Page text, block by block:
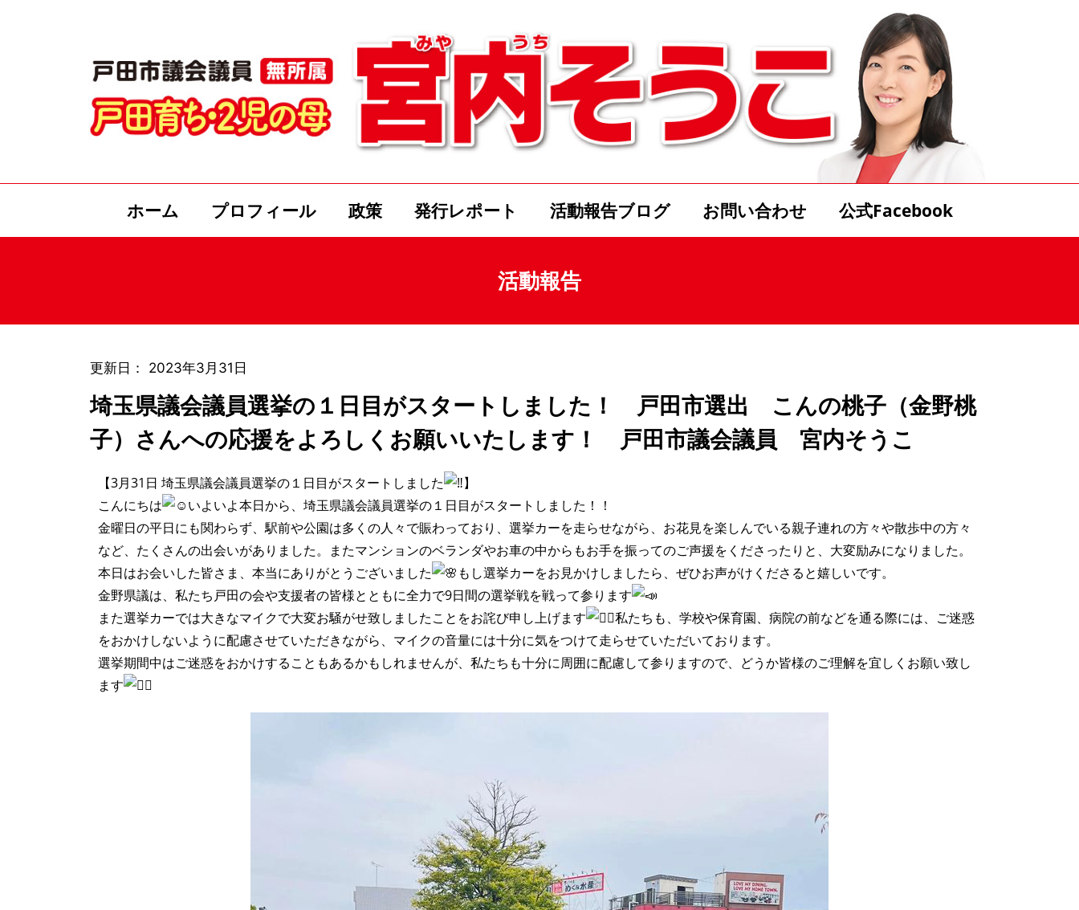
ホーム プロフィール 政策 発行レポート 活動報告ブログ お問い合わせ 公式Facebook
活動報告
更新日： 2023年3月31日
埼玉県議会議員選挙の１日目がスタートしました！ 戸田市選出 こんの桃子（金野桃
子）さんへの応援をよろしくお願いいたします！ 戸田市議会議員 宮内そうこ
【3月31日 埼玉県議会議員選挙の１日目がスタートしました
】
こんにちは
いよいよ本日から、埼玉県議会議員選挙の１日目がスタートしました！！
金曜日の平日にも関わらず、駅前や公園は多くの人々で賑わっており、選挙カーを走らせながら、お花見を楽しんでいる親子連れの方々や散歩中の方々
など、たくさんの出会いがありました。またマンションのベランダやお車の中からもお手を振ってのご声援をくださったりと、大変励みになりました。
本日はお会いした皆さま、本当にありがとうございました
もし選挙カーをお見かけしましたら、ぜひお声がけくださると嬉しいです。
金野県議は、私たち戸田の会や支援者の皆様とともに全力で9日間の選挙戦を戦って参ります
また選挙カーでは大きなマイクで大変お騒がせ致しましたことをお詫び申し上げます
私たちも、学校や保育園、病院の前などを通る際には、ご迷惑
をおかけしないように配慮させていただきながら、マイクの音量には十分に気をつけて走らせていただいております。
選挙期間中はご迷惑をおかけすることもあるかもしれませんが、私たちも十分に周囲に配慮して参りますので、どうか皆様のご理解を宜しくお願い致し
ます